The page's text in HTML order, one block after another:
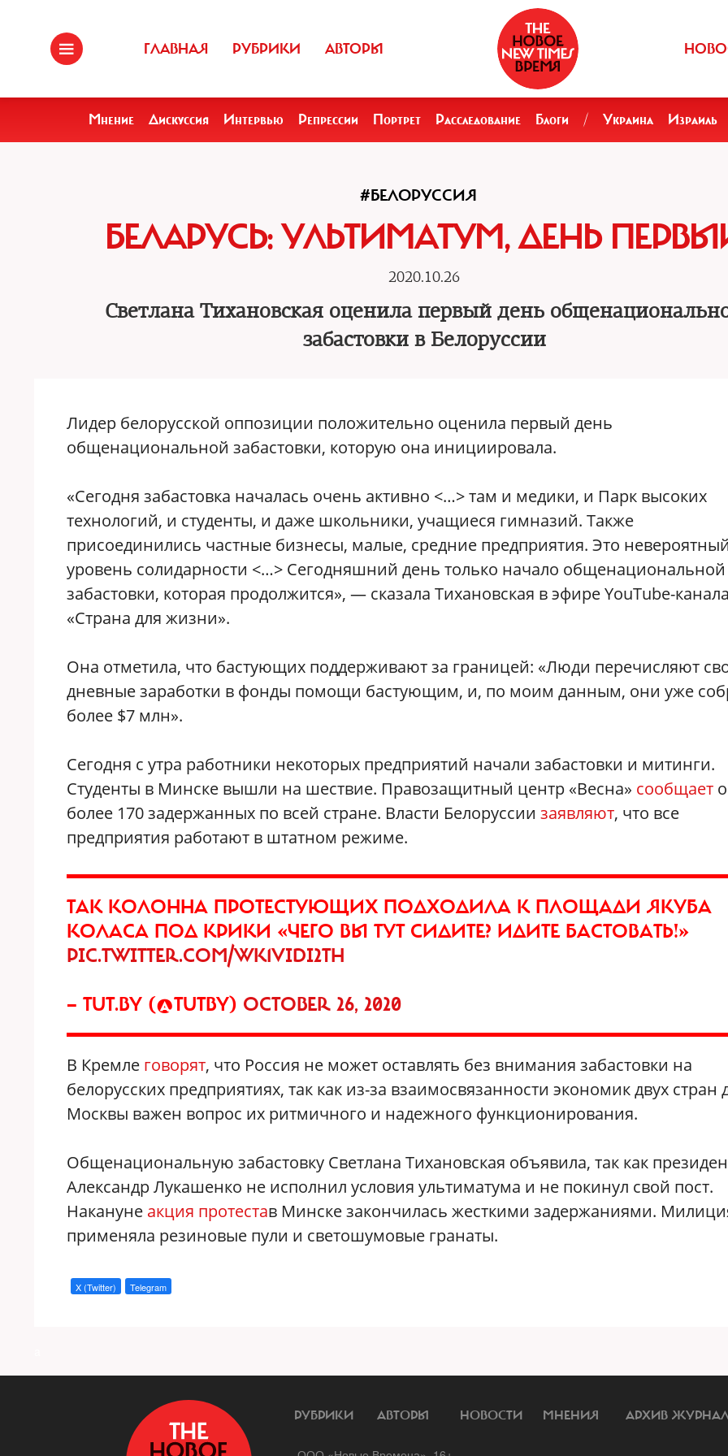
ГЛАВНАЯ РУБРИКИ АВТОРЫ
Мнение Дискуссия Интервью Репрессии Портрет Расследование Блоги / Украина Израиль
#БЕЛОРУССИЯ
БЕЛАРУСЬ: УЛЬТИМАТУМ, ДЕНЬ
2020.10.26
Светлана Тихановская оценила первый день
забастовки в Белоруссии
Лидер белорусской оппозиции положительно оценила первый день
общенациональной забастовки, которую она инициировала.
«Сегодня забастовка началась очень активно <…> там и медики, и Парк высоких
технологий, и студенты, и даже школьники, учащиеся гимназий. Также
присоединились частные бизнесы, малые, средние предприятия. Это
уровень солидарности <…> Сегодняшний день только начало общенациональной
забастовки, которая продолжится», — сказала Тихановская в эфире YouTube-
«Страна для жизни».
Она отметила, что бастующих поддерживают за границей: «Люди перечисляют
дневные заработки в фонды помощи бастующим, и, по моим данным, они уже
более $7 млн».
Сегодня с утра работники некоторых предприятий начали забастовки и митинги.
Студенты в Минске вышли на шествие. Правозащитный центр «Весна» сообщает о
более 170 задержанных по всей стране. Власти Белоруссии заявляют, что все
предприятия работают в штатном режиме.
ТАК КОЛОННА ПРОТЕСТУЮЩИХ ПОДХОДИЛА К ПЛОЩАДИ ЯКУБА
КОЛАСА ПОД КРИКИ «ЧЕГО ВЫ ТУТ СИДИТЕ? ИДИТЕ БАСТОВАТЬ!»
PIC.TWITTER.COM/WK1VIDI2TH
— TUT.BY (@TUTBY) OCTOBER 26, 2020
В Кремле говорят, что Россия не может оставлять без внимания забастовки на
белорусских предприятиях, так как из-за взаимосвязанности экономик двух стран
Москвы важен вопрос их ритмичного и надежного функционирования.
Общенациональную забастовку Светлана Тихановская объявила, так как
Александр Лукашенко не исполнил условия ультиматума и не покинул свой пост.
Накануне акция протестав Минске закончилась жесткими задержаниями.
применяла резиновые пули и светошумовые гранаты.
X (Twitter) Telegram
РУБРИКИ АВТОРЫ НОВОСТИ МНЕНИЯ АРХИВ